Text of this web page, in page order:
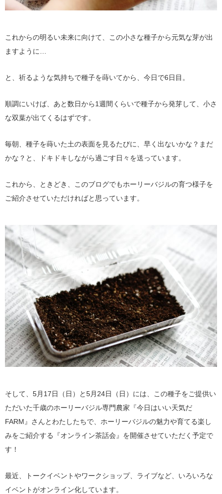
これからの明るい未来に向けて、この小さな種子から元気な芽が出
ますように…
と、祈るような気持ちで種子を蒔いてから、今日で6日目。
順調にいけば、あと数日から1週間くらいで種子から発芽して、小さ
な双葉が出てくるはずです。
毎朝、種子を蒔いた土の表面を見るたびに、早く出ないかな？まだ
かな？と、ドキドキしながら過ごす日々を送っています。
これから、ときどき、このブログでもホーリーバジルの育つ様子を
ご紹介させていただければと思っています。
そして、5月17日（日）と5月24日（日）には、この種子をご提供い
ただいた千歳のホーリーバジル専門農家『今日はいい天気だ
FARM』さんとわたしたちで、ホーリーバジルの魅力や育てる楽し
みをご紹介する『オンライン茶話会』を開催させていただく予定で
す！
最近、トークイベントやワークショップ、ライブなど、いろいろな
イベントがオンライン化しています。